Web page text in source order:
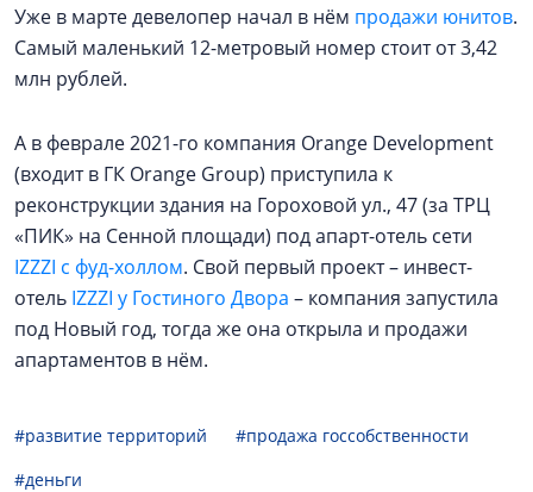
Уже в марте девелопер начал в нём продажи юнитов.
Самый маленький 12-метровый номер стоит от 3,42
млн рублей.
А в феврале 2021-го компания Orange Development
(входит в ГК Orange Group) приступила к
реконструкции здания на Гороховой ул., 47 (за ТРЦ
«ПИК» на Сенной площади) под апарт-отель сети
IZZZI с фуд-холлом. Свой первый проект – инвест-
отель IZZZI у Гостиного Двора – компания запустила
под Новый год, тогда же она открыла и продажи
апартаментов в нём.
#развитие территорий
#продажа госсобственности
#деньги